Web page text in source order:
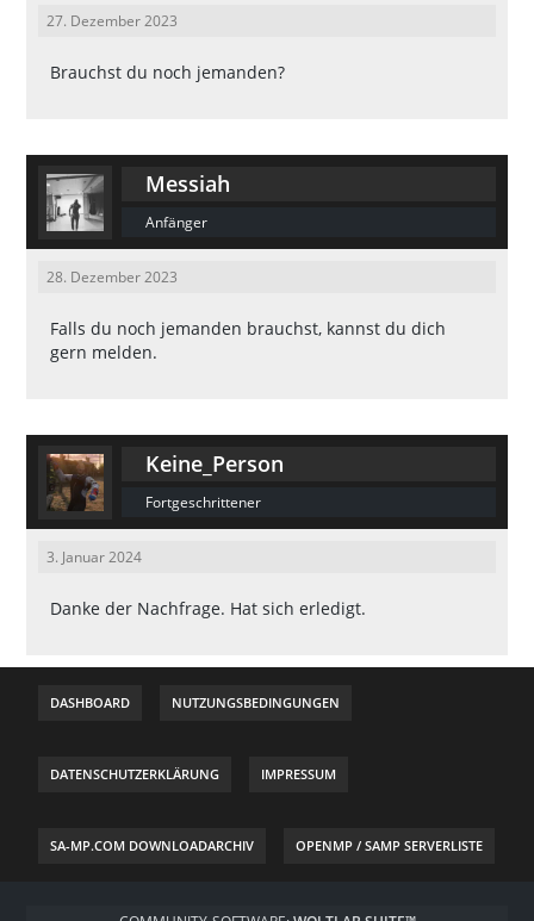
27. Dezember 2023
Brauchst du noch jemanden?
Messiah
Anfänger
28. Dezember 2023
Falls du noch jemanden brauchst, kannst du dich
gern melden.
Keine_Person
Fortgeschrittener
3. Januar 2024
Danke der Nachfrage. Hat sich erledigt.
DASHBOARD NUTZUNGSBEDINGUNGEN
DATENSCHUTZERKLÄRUNG IMPRESSUM
SA-MP.COM DOWNLOADARCHIV OPENMP / SAMP SERVERLISTE